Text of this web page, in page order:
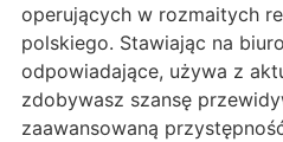
operujących w rozmaitych
polskiego. Stawiając na
odpowiadające, używa z
zdobywasz szansę
zaawansowaną